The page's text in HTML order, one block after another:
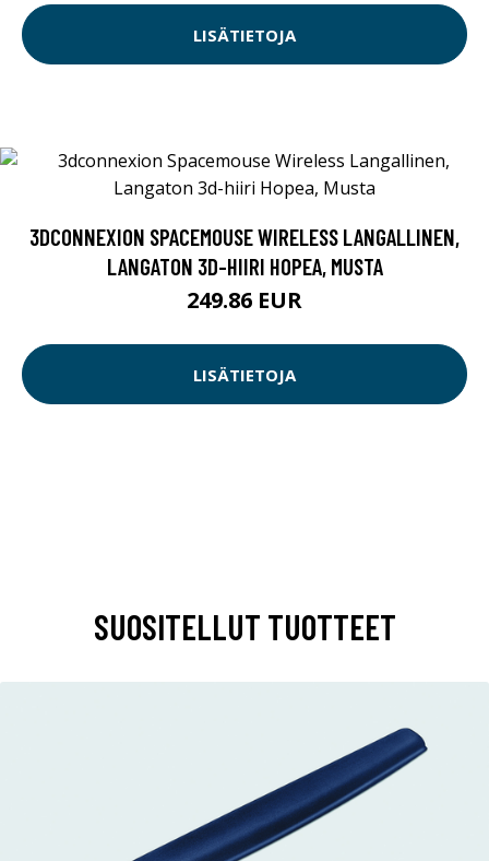
LISÄTIETOJA
3DCONNEXION SPACEMOUSE WIRELESS LANGALLINEN,
LANGATON 3D-HIIRI HOPEA, MUSTA
249.86 EUR
LISÄTIETOJA
SUOSITELLUT TUOTTEET